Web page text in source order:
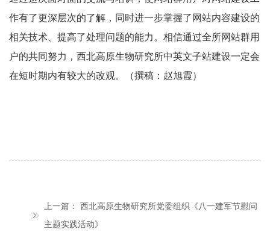
作有了更深层次的了解，同时进一步掌握了网站内容建设的
相关技术、提高了处理问题的能力。相信通过全所网站群用
户的共同努力，西北高原生物研究所中英文子站建设一定会
在短时期内有较大的改观。（撰稿：赵旭霞）
上一篇： 西北高原生物研究所党委组织《八一建军节慰问
主题实践活动》